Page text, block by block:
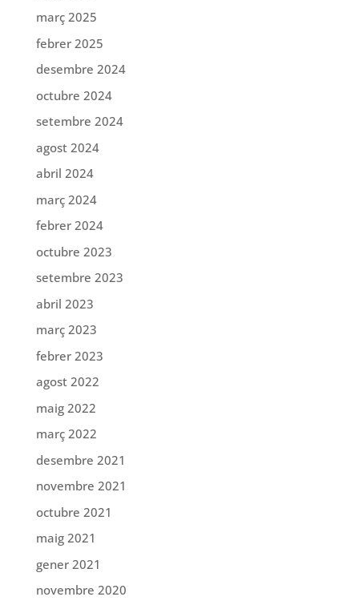
març 2025
febrer 2025
desembre 2024
octubre 2024
setembre 2024
agost 2024
abril 2024
març 2024
febrer 2024
octubre 2023
setembre 2023
abril 2023
març 2023
febrer 2023
agost 2022
maig 2022
març 2022
desembre 2021
novembre 2021
octubre 2021
maig 2021
gener 2021
novembre 2020